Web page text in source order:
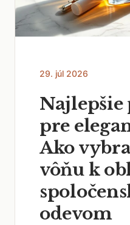
29. júl 2026
pre
Ako
vôňu k
odevom